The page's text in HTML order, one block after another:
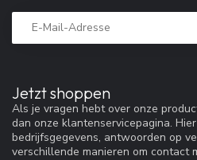
Jetzt shoppen
Als je vragen hebt over onze
dan onze klantenservicepagina.
bedrijfsgegevens, antwoorden op
verschillende manieren om contact